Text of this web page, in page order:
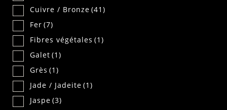
Cuivre / Bronze (41)
Fer (7)
Fibres végétales (1)
Galet (1)
Grès (1)
Jade / Jadeite (1)
Jaspe (3)